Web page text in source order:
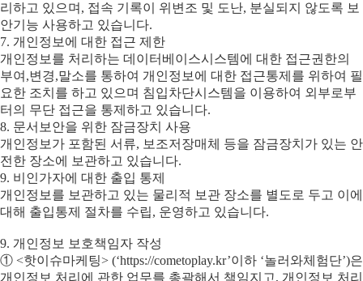
리하고 있으며, 접속 기록이 위변조 및 도난, 분실되지 않도록 보
안기능 사용하고 있습니다.
7. 개인정보에 대한 접근 제한
개인정보를 처리하는 데이터베이스시스템에 대한 접근권한의
부여,변경,말소를 통하여 개인정보에 대한 접근통제를 위하여 필
요한 조치를 하고 있으며 침입차단시스템을 이용하여 외부로부
터의 무단 접근을 통제하고 있습니다.
8. 문서보안을 위한 잠금장치 사용
개인정보가 포함된 서류, 보조저장매체 등을 잠금장치가 있는 안
전한 장소에 보관하고 있습니다.
9. 비인가자에 대한 출입 통제
개인정보를 보관하고 있는 물리적 보관 장소를 별도로 두고 이에
대해 출입통제 절차를 수립, 운영하고 있습니다.
9. 개인정보 보호책임자 작성
① <핫이슈마케팅> (‘https://cometoplay.kr’이하 ‘놀러와체험단’)은
개인정보 처리에 관한 업무를 총괄해서 책임지고, 개인정보 처리